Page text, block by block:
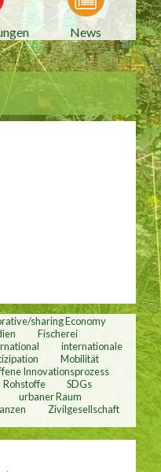
News
sharing Economy
Fischerei
internationale
Mobilität
Innovationsprozess
Rohstoffe
SDGs
urbaner Raum
Zivilgesellschaft